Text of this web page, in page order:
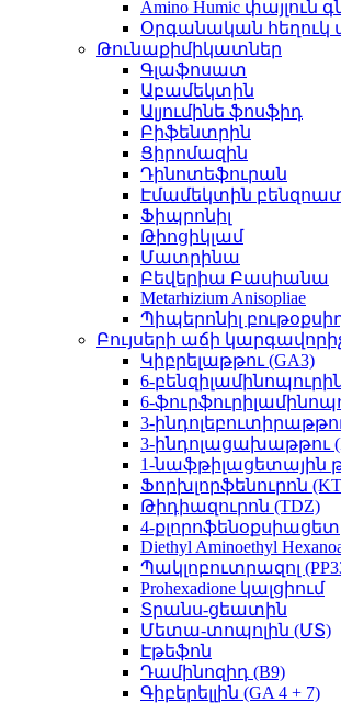
Amino Humic փայլուն
Օրգանական
Թունաքիմիկատներ
Գլաֆոսատ
Աբամեկտին
Ալյումինե ֆոսֆիդ
Բիֆենտրին
Ցիրոմազին
Դինոտեֆուրան
Էմամեկտին
Ֆիպրոնիլ
Թիոցիկլամ
Մատրինա
Բեվերիա Բասիանա
Metarhizium Anisopliae
Պիպերոնիլ
Բույսերի աճի
Կիբրելաթթու (GA3)
6-
6-
3-
3-ինդոլացախաթթու
1-նաֆթիլացետային
Ֆորխլորֆենուրոն
Թիդիազուրոն (TDZ)
4-
Diethyl Aminoethyl
Պակլոբուտրազոլ
Prohexadione կալցիում
Տրանս-ցեատին
Մետա-տոպոլին (ՄՏ)
Էթեֆոն
Դամինոզիդ (B9)
Գիբերելլին (GA 4 + 7)